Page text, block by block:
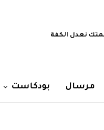
نعدل الكفة
مرسال بودكاست